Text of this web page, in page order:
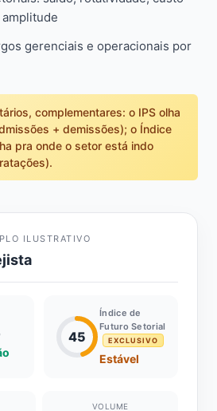
amplitude
gerenciais e operacionais por
complementares: o IPS olha
+ demissões); o Índice
pra onde o setor está indo
ILUSTRATIVO
45
Índice de
Futuro Setorial
EXCLUSIVO
Estável
VOLUME